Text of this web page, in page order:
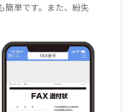
簡単です。また、紛失